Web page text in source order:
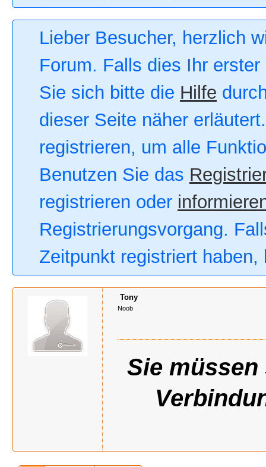
Lieber Besucher, herzlich
Forum. Falls dies Ihr
Sie sich bitte die Hilfe
dieser Seite näher
registrieren, um alle
Benutzen Sie das
registrieren oder
Registrierungsvorgang.
Zeitpunkt registriert
Tony
Noob
Sie